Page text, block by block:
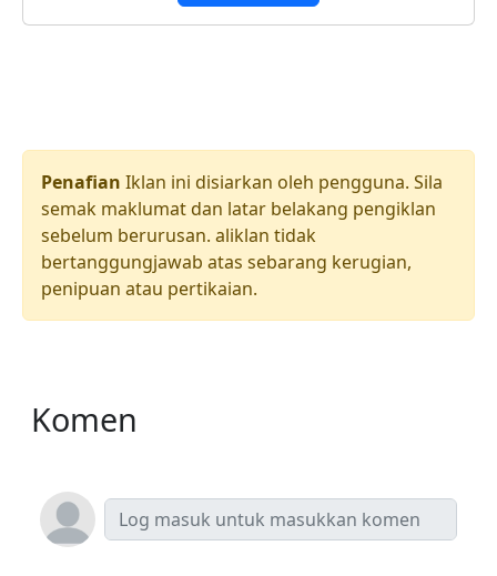
Penafian Iklan ini disiarkan oleh pengguna. Sila
semak maklumat dan latar belakang pengiklan
sebelum berurusan. aliklan tidak
bertanggungjawab atas sebarang kerugian,
penipuan atau pertikaian.
Komen